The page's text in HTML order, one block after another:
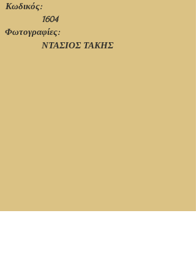
Φωτογραφίες:
ΝΤΑΣΙΟΣ ΤΑΚΗΣ
Κωδικός:
1604